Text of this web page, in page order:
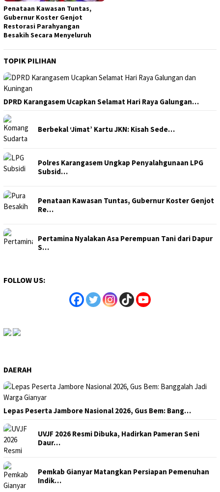
Penataan Kawasan Tuntas,
Gubernur Koster Genjot
Restorasi Parahyangan
Besakih Secara Menyeluruh
TOPIK PILIHAN
DPRD Karangasem Ucapkan Selamat Hari Raya Galungan…
Berbekal ‘Jimat’ Kartu JKN: Kisah Sede…
Polres Karangasem Ungkap Penyalahgunaan LPG
Subsid…
Penataan Kawasan Tuntas, Gubernur Koster Genjot
Re…
Pertamina Nyalakan Asa Perempuan Tani dari Dapur
S…
FOLLOW US:
DAERAH
Lepas Peserta Jambore Nasional 2026, Gus Bem: Bang…
UVJF 2026 Resmi Dibuka, Hadirkan Pameran Seni
Daur…
Pemkab Gianyar Matangkan Persiapan Pemenuhan
Indik…